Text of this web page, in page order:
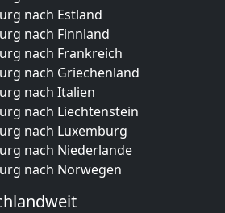
nach Estland
nach Finnland
nach Frankreich
nach Griechenland
nach Italien
nach Liechtenstein
nach Luxemburg
nach Niederlande
nach Norwegen